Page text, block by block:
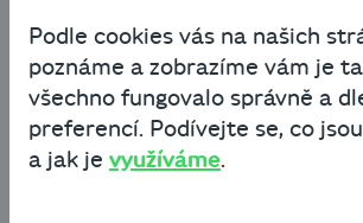
Nejnovější Byznys
Financování podnikání
Rozhovory
Podle cookies vás na našich
poznáme a zobrazíme vám je
všechno fungovalo správně a
preferencí. Podívejte se, co
a jak je využíváme.